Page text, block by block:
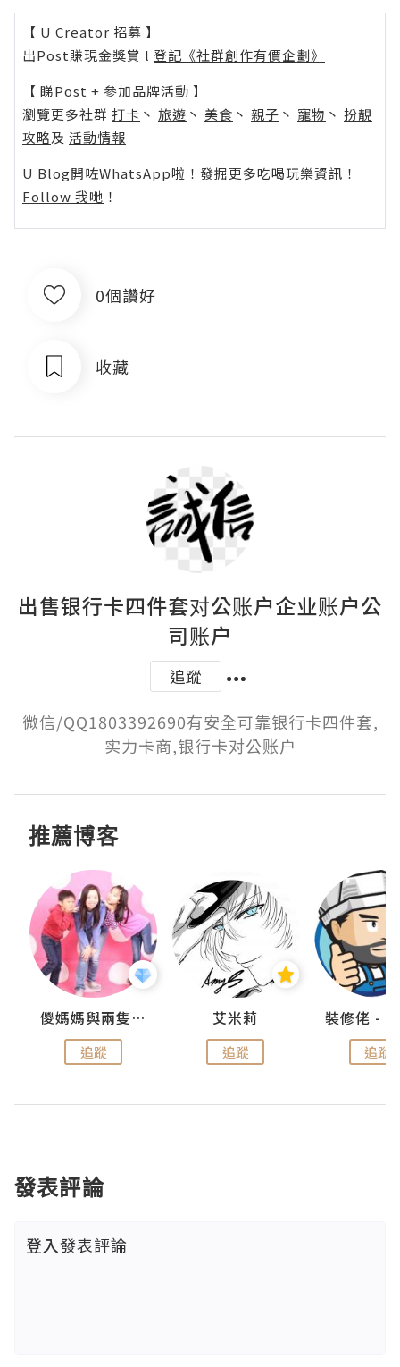
【 U Creator 招募 】
出Post賺現金獎賞 l 登記《社群創作有價企劃》
【 睇Post + 參加品牌活動 】
瀏覽更多社群 打卡 丶 旅遊 丶 美食 丶 親子 丶 寵物 丶 扮靚
攻略及 活動情報
U Blog開咗WhatsApp啦！發掘更多吃喝玩樂資訊！
Follow 我哋 ！
0個讚好
收藏
出售银行卡四件套对公账户企业账户公
司账户
追蹤
微信/QQ1803392690有安全可靠银行卡四件套,
实力卡商,银行卡对公账户
推薦博客
儍媽媽與兩隻小魔怪之家
追蹤
艾米莉
追蹤 追蹤
發表評論
登入發表評論